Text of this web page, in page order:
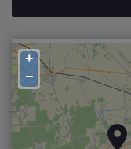
+
−